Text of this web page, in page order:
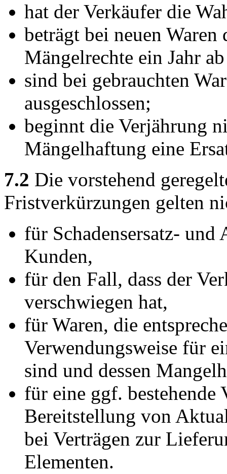
hat der Verkäufer die
beträgt bei neuen
Mängelrechte ein Jahr
sind bei gebrauchten
ausgeschlossen;
beginnt die Verjährung
Mängelhaftung eine
7.2 Die vorstehend
Fristverkürzungen gelten
für Schadensersatz- und
Kunden,
für den Fall, dass der
verschwiegen hat,
für Waren, die
Verwendungsweise für
sind und dessen
für eine ggf. bestehende
Bereitstellung von
bei Verträgen zur
Elementen.